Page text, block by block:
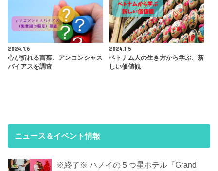
2024.1.6
心が折れる言葉、アンコンシャス
バイアスを調査
2024.1.5
ベトナム人の生き方から学ぶ、新
しい価値観
ニュース＆イベント情報
※終了※ ハノイの５つ星ホテル『Grand